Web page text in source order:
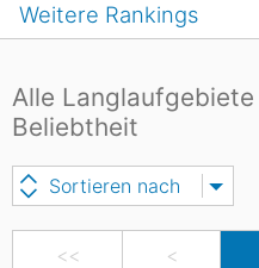
Alle
Beliebtheit
<< <
Sortieren nach
Weitere Rankings